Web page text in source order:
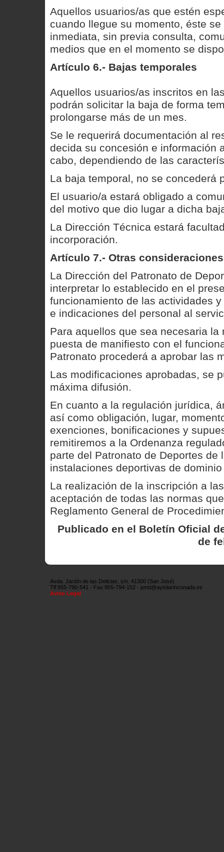
Aquellos usuarios/as que estén
cuando llegue su momento, éste
inmediata, sin previa consulta,
medios que en el momento se
Artículo 6.- Bajas temporales
Aquellos usuarios/as inscritos en
podrán solicitar la baja de forma
prolongarse más de un mes.
Se le requerirá documentación al
decida su concesión e información
cabo, dependiendo de las
La baja temporal, no se concederá
El usuario/a estará obligado a
del motivo que dio lugar a dicha
La Dirección Técnica estará
incorporación.
Artículo 7.- Otras consideraciones
La Dirección del Patronato de
interpretar lo establecido en el
funcionamiento de las actividades
e indicaciones del personal al
Para aquellos que sea necesaria
puesta de manifiesto con el
Patronato procederá a aprobar las
Las modificaciones aprobadas, se
máxima difusión.
En cuanto a la regulación jurídica,
así como obligación, lugar,
exenciones, bonificaciones y
remitiremos a la Ordenanza
parte del Patronato de Deportes
instalaciones deportivas de
La realización de la inscripción a
aceptación de todas las normas
Reglamento General de
Publicado en el Boletín Oficial
de
Avda. Jardín de las Delicias, s/n. 41300 (San José)
Tlf:955-790-541 - Fax:955-794-152 - pmd@aytolarinconada.es
Aviso Legal